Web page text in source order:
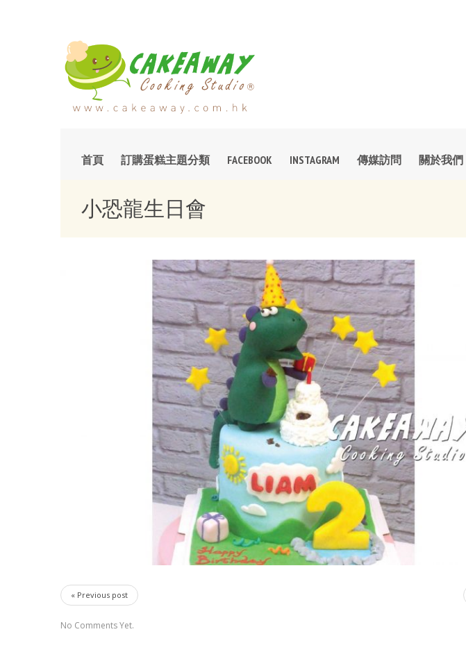
首頁 訂購蛋糕主題分類 FACEBOOK INSTAGRAM 傳媒訪問 關於我們
小恐龍生日會
« Previous post
No Comments Yet.